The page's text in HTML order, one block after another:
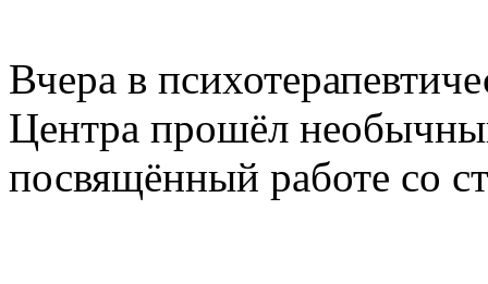
Вчера в
Центра прошёл
посвящённый работе со